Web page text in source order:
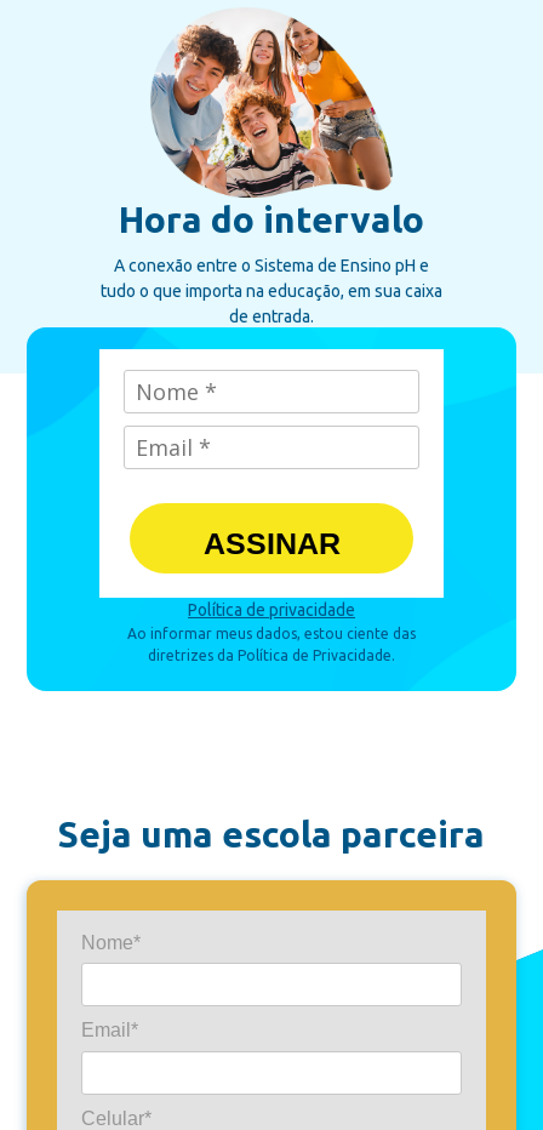
Hora do intervalo
A conexão entre o Sistema de Ensino pH e
tudo o que importa na educação, em sua caixa
de entrada.
ASSINAR
Política de privacidade
Ao informar meus dados, estou ciente das
diretrizes da Política de Privacidade.
Seja uma escola parceira
Nome*
Email*
Celular*